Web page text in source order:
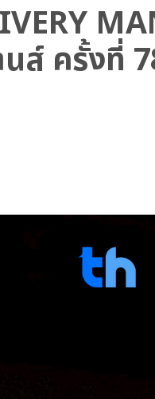
ส์ ครั้งที่